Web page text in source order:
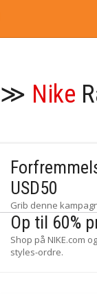
≫ Nike
USD50
Grib denne
Op til 60%
Shop på NIKE.com
styles-ordre.